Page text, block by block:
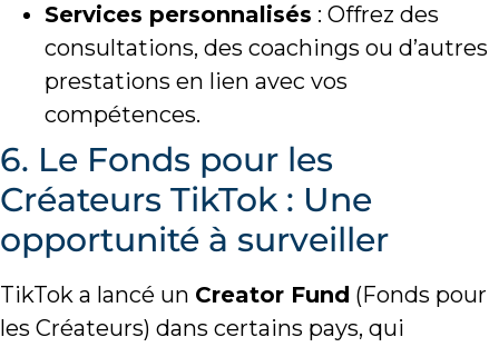
Services personnalisés : Offrez des
consultations, des coachings ou d’autres
prestations en lien avec vos
compétences.
6. Le Fonds pour les
Créateurs TikTok : Une
opportunité à surveiller
TikTok a lancé un Creator Fund (Fonds pour
les Créateurs) dans certains pays, qui